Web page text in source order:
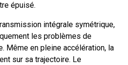
épuisé.
intégrale symétrique,
les problèmes de
Même en pleine accélération, la
sur sa trajectoire. Le